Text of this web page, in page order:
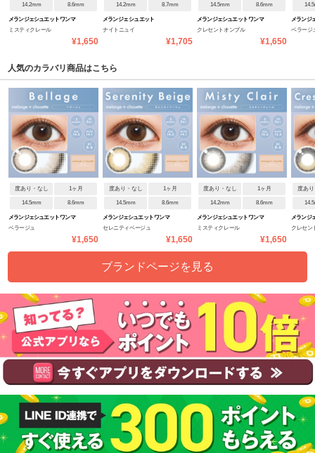
14.2mm 8.6mm
メランジェシュエット ワンマ
ミスティクレール
¥1,650
14.2mm 8.7mm
メランジェ シュエット
ナイトニュイ
¥1,705
14.5mm 8.6mm
メランジェシュエット ワンマ
クレセントオンブル
¥1,650
メランジ
ベラージ
人気のカラバリ商品はこちら
度あり・なし 1ヶ月
14.5mm 8.6mm
メランジェシュエット ワンマ
ベラージュ
¥1,650
度あり・なし 1ヶ月
14.5mm 8.6mm
メランジェシュエット ワンマ
セレニティベージュ
¥1,650
度あり・なし 1ヶ月
14.2mm 8.6mm
メランジェシュエット ワンマ
ミスティクレール
¥1,650
度あ
メランジ
クレセン
ブランドページを見る